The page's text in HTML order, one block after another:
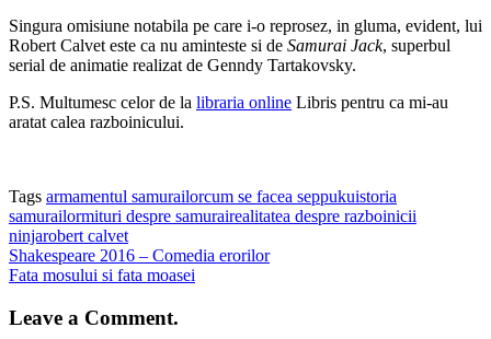
Singura omisiune notabila pe care i-o reprosez, in gluma, evident, lui
Robert Calvet este ca nu aminteste si de Samurai Jack, superbul
serial de animatie realizat de Genndy Tartakovsky.
P.S. Multumesc celor de la libraria online Libris pentru ca mi-au
aratat calea razboinicului.
Tags armamentul samurailorcum se facea seppukuistoria
samurailormituri despre samurairealitatea despre razboinicii
ninjarobert calvet
Shakespeare 2016 – Comedia erorilor
Fata mosului si fata moasei
Leave a Comment.